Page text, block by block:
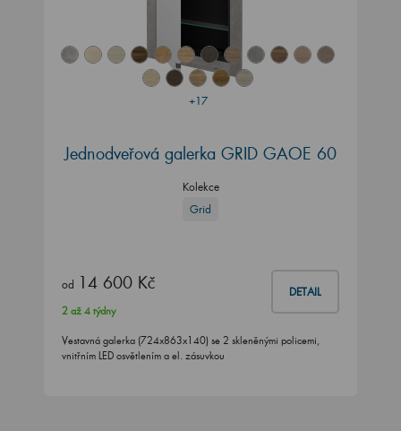
+17
Jednodveřová galerka GRID GAOE 60
Kolekce
Grid
od 14 600 Kč DETAIL
2 až 4 týdny
Vestavná galerka (724x863x140) se 2 skleněnými policemi,
vnitřním LED osvětlením a el. zásuvkou